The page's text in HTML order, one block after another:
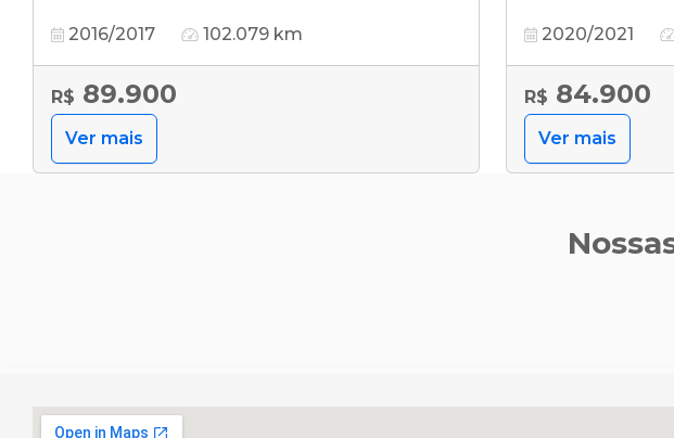
2016/2017 102.079 km
R$ 89.900
Ver mais
2020/2021
R$ 84.900
Ver mais